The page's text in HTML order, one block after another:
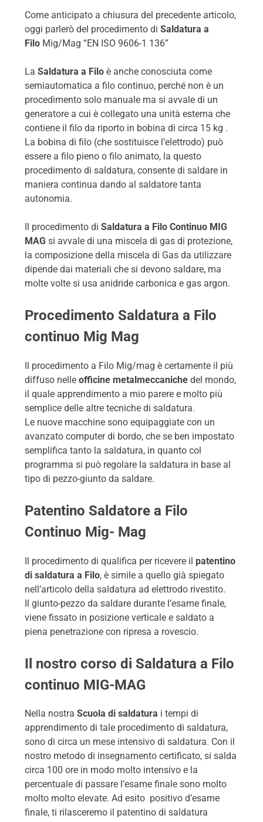
Come anticipato a chiusura del precedente articolo,
oggi parlerò del procedimento diSaldatura a
Filo Mig/Mag “EN ISO 9606-1 136”
La Saldatura a Filo è anche conosciuta come
semiautomatica a filo continuo, perché non è un
procedimento solo manuale ma si avvale di un
generatore a cui è collegato una unità esterna che
contiene il filo da riporto in bobina di circa 15 kg .
La bobina di filo (che sostituisce l’elettrodo) può
essere a filo pieno o filo animato, la questo
procedimento di saldatura,consente di saldare in
maniera continua dando al saldatore tanta
autonomia.
Il procedimento diSaldatura a Filo Continuo MIG
MAG si avvale di una miscela di gas di protezione,
la composizione della miscela di Gas da utilizzare
dipende dai materiali che si devono saldare, ma
molte volte si usa anidride carbonica e gas argon.
Procedimento Saldatura a Filo
continuo Mig Mag
Il procedimento a Filo Mig/mag è certamente il più
diffuso nelleofficine metalmeccaniche del mondo,
il quale apprendimento a mio parere e molto più
semplice delle altre tecniche di saldatura.
Le nuove macchine sono equipaggiate con un
avanzato computer di bordo, che se ben impostato
semplifica tanto la saldatura, in quanto col
programma si può regolare la saldatura in base al
tipo di pezzo-giunto da saldare.
Patentino Saldatore a Filo
Continuo Mig- Mag
Il procedimento di qualifica per ricevere il patentino
di saldatura a Filo, è simile a quello già spiegato
nell’articolo della saldatura ad elettrodo rivestito.
Ilgiunto-pezzo da saldare durante l’esame finale,
viene fissato in posizione verticale e saldato a
piena penetrazione con ripresa a rovescio.
Il nostro corso di Saldatura a Filo
continuo MIG-MAG
Nella nostraScuola di saldatura i tempi di
apprendimento di tale procedimento di saldatura,
sono di circa un mese intensivo di saldatura. Con il
nostro metodo di insegnamento certificato, si salda
circa 100 ore in modo molto intensivo e la
percentuale di passare l’esame finale sono molto
molto molto elevate. Ad esito positivo d’esame
finale, ti rilasceremo il patentino di saldatura